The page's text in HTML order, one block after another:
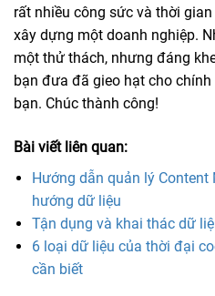
rất nhiều công sức và thời
xây dựng một doanh nghiệp.
một thử thách, nhưng đáng
bạn đưa đã gieo hạt cho
bạn. Chúc thành công!
Bài viết liên quan:
Hướng dẫn quản lý Content
hướng dữ liệu
Tận dụng và khai thác dữ
6 loại dữ liệu của thời đại
cần biết